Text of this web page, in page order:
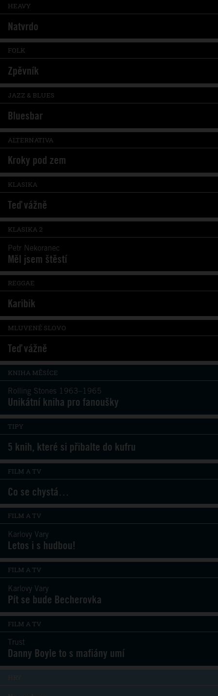
HEAVY
Natvrdo
FOLK
Zpěvník
JAZZ & BLUES
Bluesbar
ALTERNATIVA
Kroky pod zem
KLASIKA
Teď vážně
KLASIKA 2
Petr Nekoranec
Měl jsem štěstí
REGGAE
Karibik
MLUVENÉ SLOVO
Teď vážně
KNIHA MĚSÍCE
Rolling Stones 1963–1965
Unikátní kniha pro fanoušky
TIPY
5 knih, které si přibalte do kufru
FILM A TV
Co se chystá…
FILM A TV
Karlovy Vary
Letos i s hudbou!
FILM A TV
Karlovy Vary
Pít se bude Becherovka
FILM A TV
Trust
Danny Boyle to s mafiány umí